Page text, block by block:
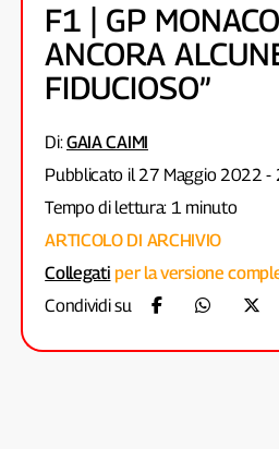
F1 | GP
ANCORA
FIDUCIOSO”
Di:GAIA CAIMI
Pubblicato il 27 Maggio 2022 -
Tempo di lettura: 1 minuto
ARTICOLO DI ARCHIVIO
Collegati per la versione
Condividi su